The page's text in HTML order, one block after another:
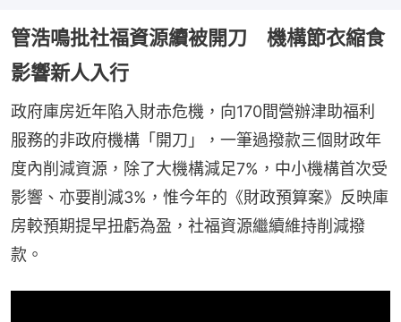
管浩鳴批社福資源續被開刀 機構節衣縮食
影響新人入行
政府庫房近年陷入財赤危機，向170間營辦津助福利
服務的非政府機構「開刀」，一筆過撥款三個財政年
度內削減資源，除了大機構減足7%，中小機構首次受
影響、亦要削減3%，惟今年的《財政預算案》反映庫
房較預期提早扭虧為盈，社福資源繼續維持削減撥
款。